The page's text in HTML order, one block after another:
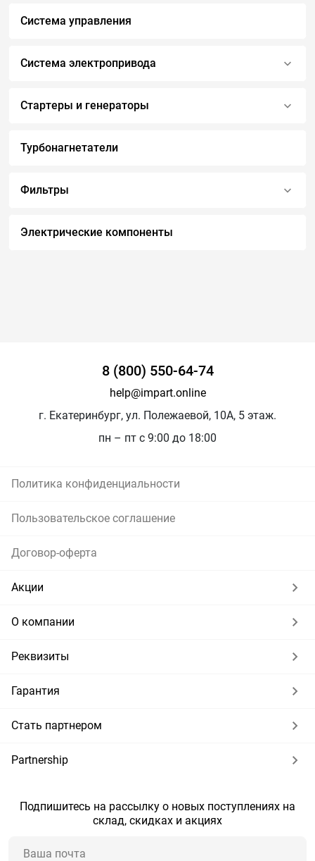
Система управления
Система электропривода
Стартеры и генераторы
Турбонагнетатели
Фильтры
Электрические компоненты
8 (800) 550-64-74
help@impart.online
г. Екатеринбург, ул. Полежаевой, 10А, 5 этаж.
пн – пт с 9:00 до 18:00
Политика конфиденциальности
Пользовательское соглашение
Договор-оферта
Акции
О компании
Реквизиты
Гарантия
Стать партнером
Partnership
Подпишитесь на рассылку о новых поступлениях на
склад, скидках и акциях